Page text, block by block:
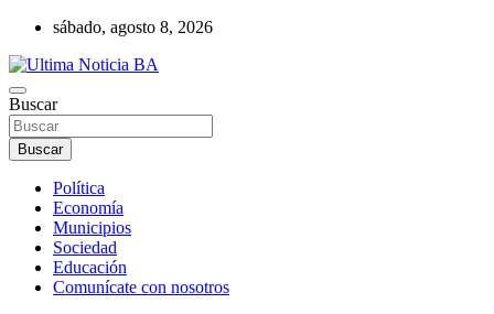
Saltar
contenido
sábado, agosto 8, 2026
Ultima Noticia BA
Últimas noticias de la provincia de Buenos Aires y del partido de La
Matanza en nuestro portal de noticias. Mantente informado sobre
política, economía, sociedad y mucho más.
Buscar
Buscar
Política
Economía
Municipios
Sociedad
Educación
Comunícate con nosotros